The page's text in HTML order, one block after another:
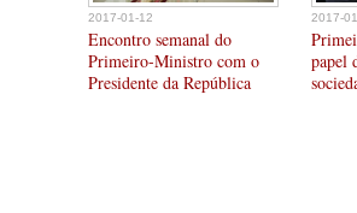
2017-01-12
Encontro semanal do
Primeiro-Ministro com o
Presidente da República
2017-
papel